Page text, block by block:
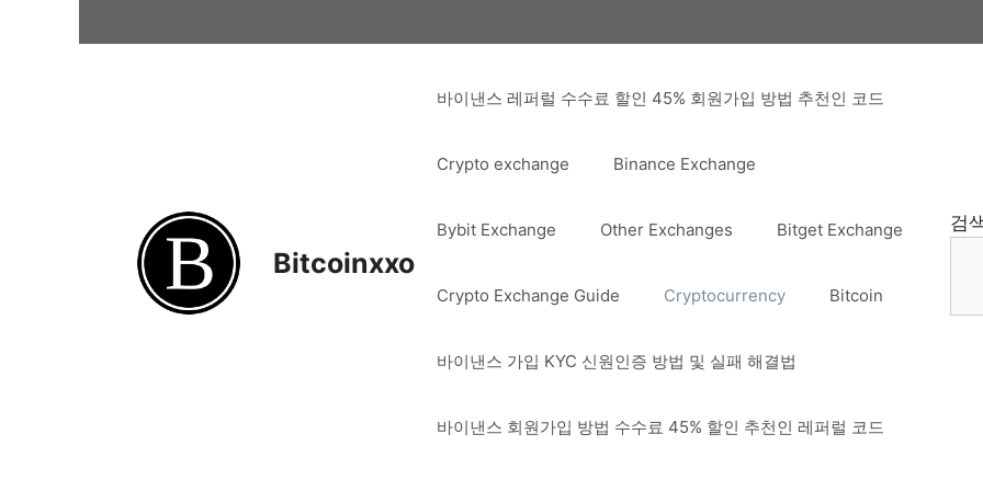
Bitcoinxxo
바이낸스 레퍼럴 수수료 할인 45% 회원가입 방법 추천인 코드
Crypto exchange Binance Exchange
Bybit Exchange Other Exchanges Bitget Exchange
Crypto Exchange Guide Cryptocurrency Bitcoin
바이낸스 가입 KYC 신원인증 방법 및 실패 해결법
바이낸스 회원가입 방법 수수료 45% 할인 추천인 레퍼럴 코드
검